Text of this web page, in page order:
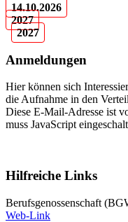
14.10.2026
2027
2027
Anmeldungen
Hier können sich
die Aufnahme in den
Diese E-Mail-Adresse ist
muss JavaScript
Hilfreiche Links
Berufsgenossenschaft
Web-Link